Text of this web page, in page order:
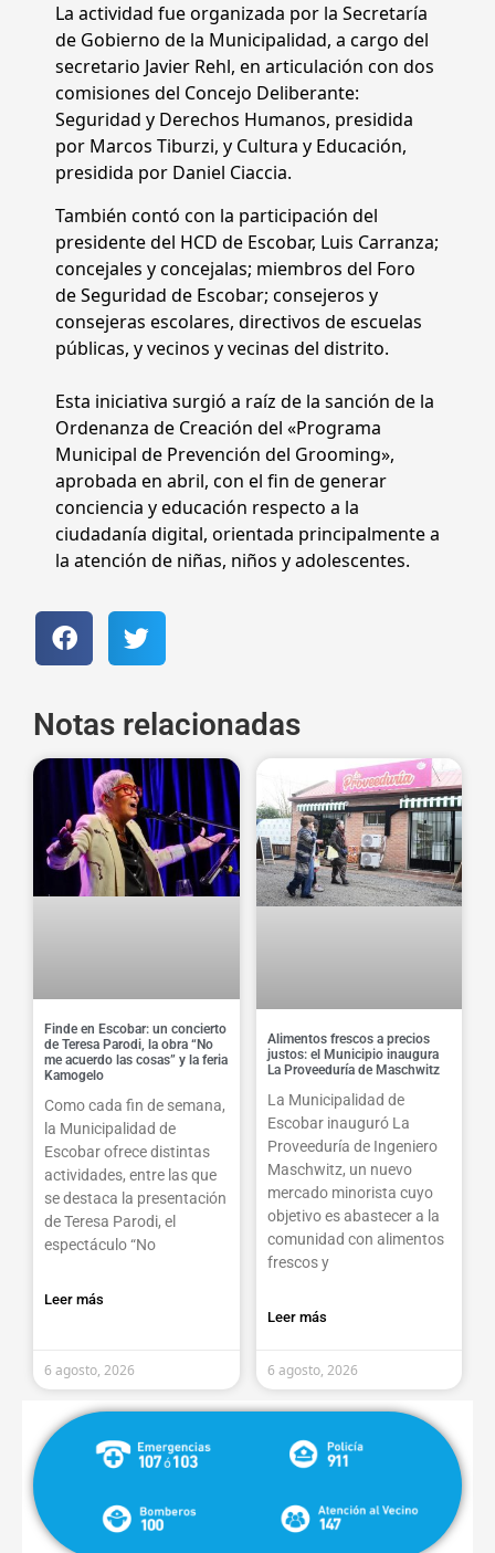
La actividad fue organizada por la Secretaría
de Gobierno de la Municipalidad, a cargo del
secretario Javier Rehl, en articulación con dos
comisiones del Concejo Deliberante:
Seguridad y Derechos Humanos, presidida
por Marcos Tiburzi, y Cultura y Educación,
presidida por Daniel Ciaccia.
También contó con la participación del
presidente del HCD de Escobar, Luis Carranza;
concejales y concejalas; miembros del Foro
de Seguridad de Escobar; consejeros y
consejeras escolares, directivos de escuelas
públicas, y vecinos y vecinas del distrito.
Esta iniciativa surgió a raíz de la sanción de la
Ordenanza de Creación del «Programa
Municipal de Prevención del Grooming»,
aprobada en abril, con el fin de generar
conciencia y educación respecto a la
ciudadanía digital, orientada principalmente a
la atención de niñas, niños y adolescentes.
Notas relacionadas
Finde en Escobar: un concierto
de Teresa Parodi, la obra “No
me acuerdo las cosas” y la feria
Kamogelo
Como cada fin de semana,
la Municipalidad de
Escobar ofrece distintas
actividades, entre las que
se destaca la presentación
de Teresa Parodi, el
espectáculo “No
Leer más
6 agosto, 2026
Alimentos frescos a precios
justos: el Municipio inaugura
La Proveeduría de Maschwitz
La Municipalidad de
Escobar inauguró La
Proveeduría de Ingeniero
Maschwitz, un nuevo
mercado minorista cuyo
objetivo es abastecer a la
comunidad con alimentos
frescos y
Leer más
6 agosto, 2026